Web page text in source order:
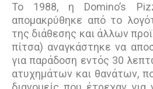
Το 1988, η Domino’s
απομακρύθηκε από το
της διάθεσης και άλλων
πίτσα) αναγκάστηκε να
για παράδοση εντός 30
ατυχηµάτων και θανάτων,